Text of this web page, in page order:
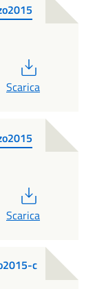
Scarica
Scarica
c